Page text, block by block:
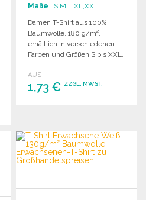
Maße : S,M,L,XL,XXL
Damen T-Shirt aus 100%
Baumwolle, 180 g/m²,
erhältlich in verschiedenen
Farben und Größen S bis XXL.
AUS
1,73 € ZZGL. MWST.
Angebot anfordern